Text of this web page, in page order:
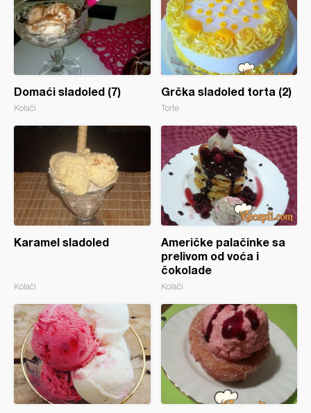
Domaći sladoled (7)
Kolači
Grčka sladoled torta (2)
Torte
Karamel sladoled
Kolači
Američke palačinke sa
prelivom od voća i
čokolade
Kolači